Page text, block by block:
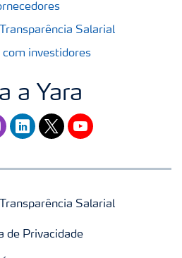
Salarial
com investidores
a Yara
linkedintwitteryoutube
Salarial
de Privacidade